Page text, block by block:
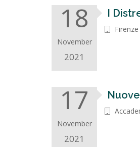
18
November
2021
I
17
November
2021